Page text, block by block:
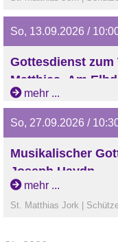
So, 13.09.2026 /
Gottesdienst zum
Matthies, Am
Am Elbdeich 31
mehr ...
So, 27.09.2026 /
Musikalischer
Joseph Haydn
Haydn
mehr ...
St. Matthias Jork |